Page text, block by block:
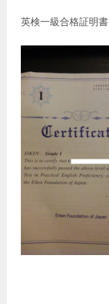
英検一級合格証明書